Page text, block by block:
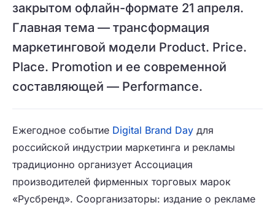
закрытом офлайн-формате 21 апреля.
Главная тема — трансформация
маркетинговой модели Product. Price.
Place. Promotion и ее современной
составляющей — Performance.
Ежегодное событие Digital Brand Day для
российской индустрии маркетинга и рекламы
традиционно организует Ассоциация
производителей фирменных торговых марок
«Русбренд». Соорганизаторы: издание о рекламе